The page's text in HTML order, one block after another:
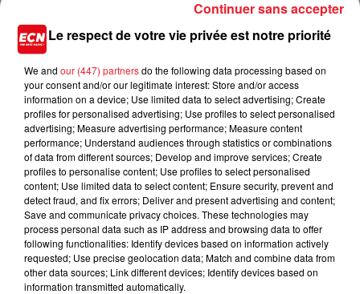
Le respect de votre vie privée est notre priorité
We and our (447) partnersdo the following data processing based on
your consent and/or our legitimate interest: Store and/or access
information on a device; Use limited data to select advertising; Create
profiles for personalised advertising; Use profiles to select personalised
advertising; Measure advertising performance; Measure content
performance; Understand audiences through statistics or combinations
of data from different sources; Develop and improve services; Create
profiles to personalise content; Use profiles to select personalised
content; Use limited data to select content; Ensure security, prevent and
detect fraud, and fix errors; Deliver and present advertising and content;
Save and communicate privacy choices. These technologies may
process personal data such as IP address and browsing data to offer
following functionalities: Identify devices based on information actively
requested; Use precise geolocation data; Match and combine data from
other data sources; Link different devices; Identify devices based on
information transmitted automatically.
Continuer sans accepter